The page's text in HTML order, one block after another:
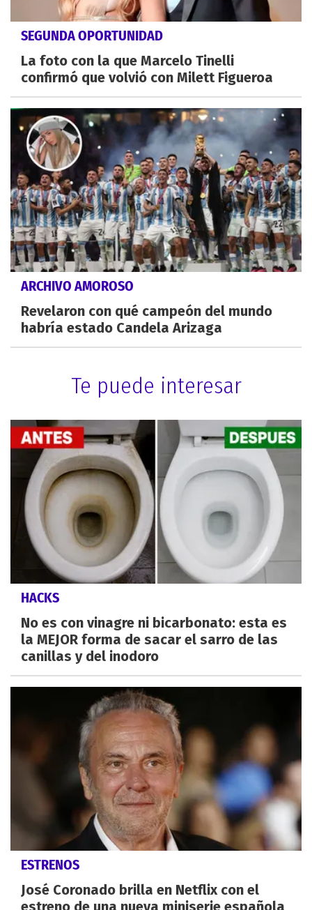
SEGUNDA OPORTUNIDAD
La foto con la que Marcelo Tinelli
confirmó que volvió con Milett Figueroa
ARCHIVO AMOROSO
Revelaron con qué campeón del mundo
habría estado Candela Arizaga
Te puede interesar
HACKS
No es con vinagre ni bicarbonato: esta es
la MEJOR forma de sacar el sarro de las
canillas y del inodoro
ESTRENOS
José Coronado brilla en Netflix con el